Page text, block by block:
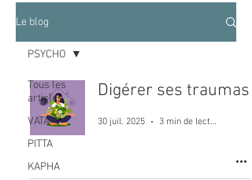
Le blog
Tous les
articles
VATA
PITTA
KAPHA
PSYCHO
Digérer ses traumas
30 juil. 2025 3 min de lecture